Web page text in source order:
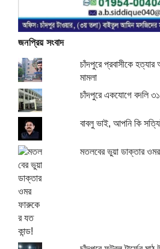
জনপ্রিয় সংবাদ
চাঁদপুরে প্রবাসীকে
মামলা
চাঁদপুরে একযোগে বদলি
বাবলু ভাই, আপনি কি
মতলবের ভুয়া ডাক্তার